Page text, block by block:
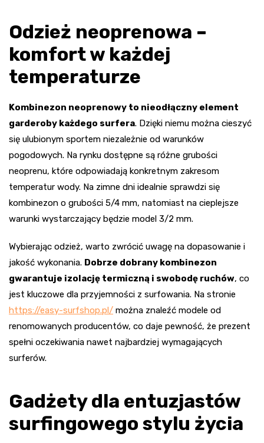
Odzież neoprenowa –
komfort w każdej
temperaturze
Kombinezon neoprenowy to nieodłączny element
garderoby każdego surfera. Dzięki niemu można cieszyć
się ulubionym sportem niezależnie od warunków
pogodowych. Na rynku dostępne są różne grubości
neoprenu, które odpowiadają konkretnym zakresom
temperatur wody. Na zimne dni idealnie sprawdzi się
kombinezon o grubości 5/4 mm, natomiast na cieplejsze
warunki wystarczający będzie model 3/2 mm.
Wybierając odzież, warto zwrócić uwagę na dopasowanie i
jakość wykonania. Dobrze dobrany kombinezon
gwarantuje izolację termiczną i swobodę ruchów, co
jest kluczowe dla przyjemności z surfowania. Na stronie
https://easy-surfshop.pl/ można znaleźć modele od
renomowanych producentów, co daje pewność, że prezent
spełni oczekiwania nawet najbardziej wymagających
surferów.
Gadżety dla entuzjastów
surfingowego stylu życia